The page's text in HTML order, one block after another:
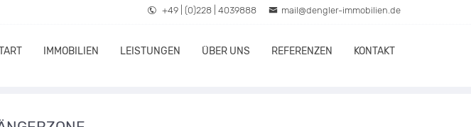
+49 | (0)228 | 4039888 mail@dengler-immobilien.de
IMMOBILIEN LEISTUNGEN ÜBER UNS REFERENZEN KONTAKT